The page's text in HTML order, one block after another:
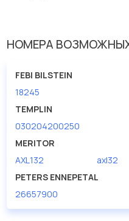
НОМЕРА
FEBI BILSTEIN
18245
TEMPLIN
030204200250
MERITOR
AXL132
axl32
PETERS ENNEPETAL
26657900